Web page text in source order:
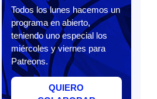
Todos los lunes hacemos un
programa en abierto,
teniendo uno especial los
miércoles y viernes para
Patreons.
QUIERO